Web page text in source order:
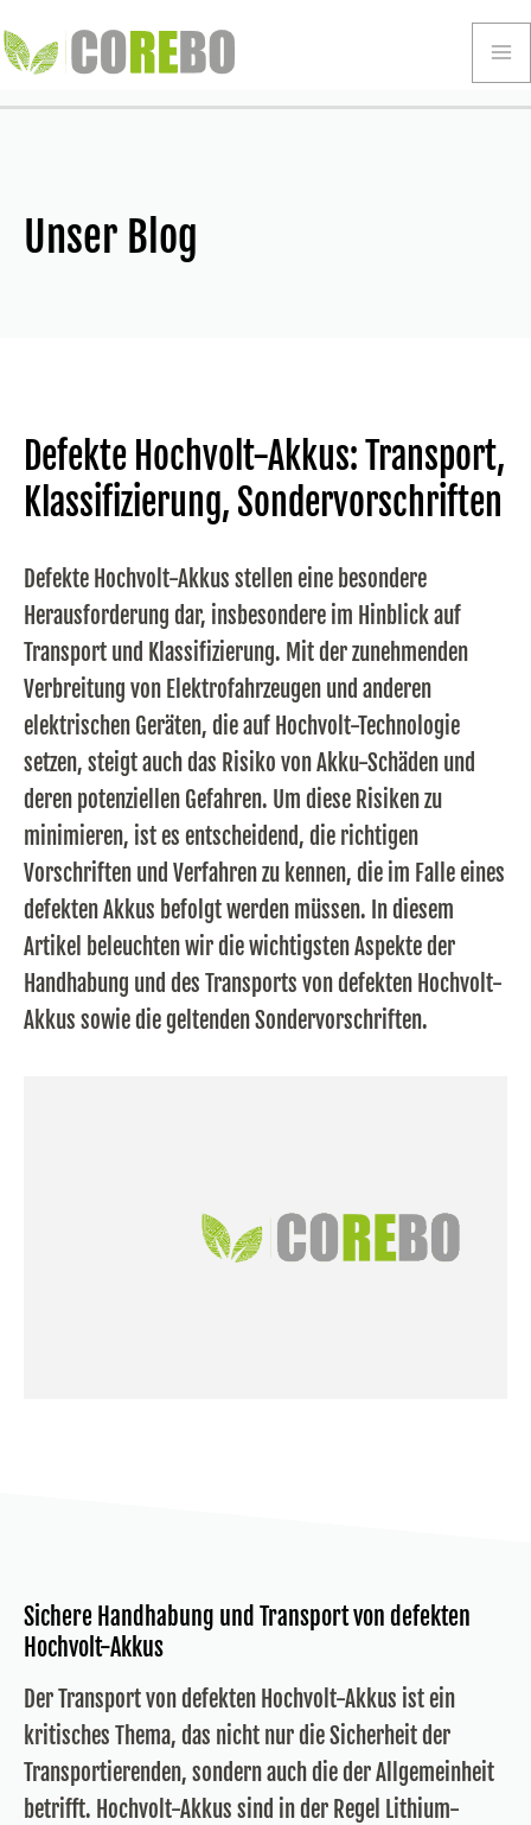
Inhalt
Unser Blog
Defekte Hochvolt-Akkus: Transport,
Klassifizierung, Sondervorschriften
Defekte Hochvolt-Akkus stellen eine besondere
Herausforderung dar, insbesondere im Hinblick auf
Transport und Klassifizierung. Mit der zunehmenden
Verbreitung von Elektrofahrzeugen und anderen
elektrischen Geräten, die auf Hochvolt-Technologie
setzen, steigt auch das Risiko von Akku-Schäden und
deren potenziellen Gefahren. Um diese Risiken zu
minimieren, ist es entscheidend, die richtigen
Vorschriften und Verfahren zu kennen, die im Falle eines
defekten Akkus befolgt werden müssen. In diesem
Artikel beleuchten wir die wichtigsten Aspekte der
Handhabung und des Transports von defekten Hochvolt-
Akkus sowie die geltenden Sondervorschriften.
Sichere Handhabung und Transport von defekten
Hochvolt-Akkus
Der Transport von defekten Hochvolt-Akkus ist ein
kritisches Thema, das nicht nur die Sicherheit der
Transportierenden, sondern auch die der Allgemeinheit
betrifft. Hochvolt-Akkus sind in der Regel Lithium-